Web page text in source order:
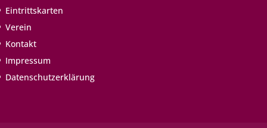
Eintritts­karten
Verein
Kontakt
Impressum
Datenschutzerklärung